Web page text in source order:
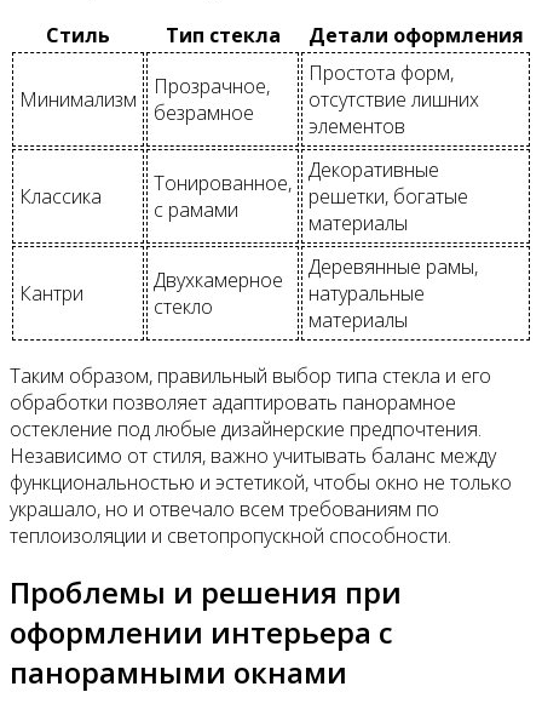
Стиль
Тип стекла Детали оформления
Минимализм
Прозрачное,
безрамное
Простота форм,
отсутствие лишних
элементов
Классика
Тонированное,
с рамами
Декоративные
решетки, богатые
материалы
Кантри
Двухкамерное
стекло
Деревянные рамы,
натуральные
материалы
Таким образом, правильный выбор типа стекла и его
обработки позволяет адаптировать панорамное
остекление под любые дизайнерские предпочтения.
Независимо от стиля, важно учитывать баланс между
функциональностью и эстетикой, чтобы окно не только
украшало, но и отвечало всем требованиям по
теплоизоляции и светопропускной способности.
Проблемы и решения при
оформлении интерьера с
панорамными окнами